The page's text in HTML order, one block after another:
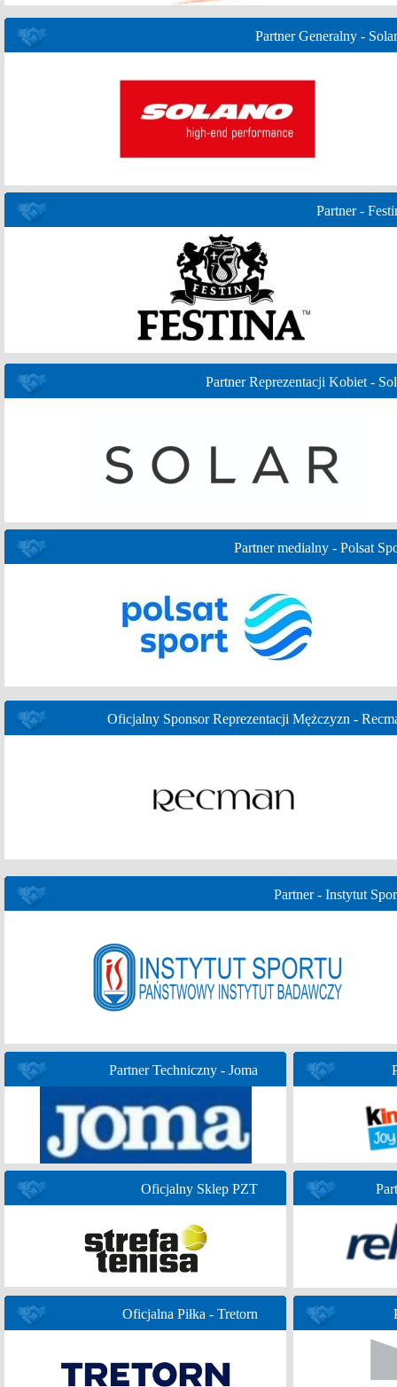
Partner Generalny -
Partner -
Partner Reprezentacji Kobiet -
Partner medialny - Polsat
Oficjalny Sponsor Reprezentacji Mężczyzn -
Partner - Instytut
Partner Techniczny - Joma
Oficjalny Sklep PZT
Oficjalna Piłka - Tretorn